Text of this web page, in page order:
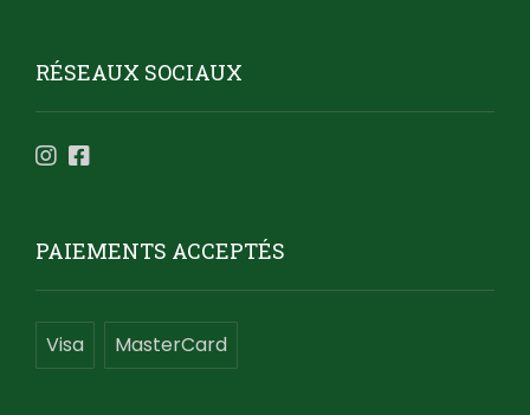
RÉSEAUX SOCIAUX
PAIEMENTS ACCEPTÉS
Visa MasterCard